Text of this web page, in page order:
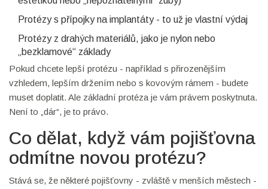
Protézy s přípojky na implantáty - to už je vlastní výdaj
Protézy z drahých materiálů, jako je nylon nebo
„bezklamové“ základy
Pokud chcete lepší protézu - například s přirozenějším
vzhledem, lepším držením nebo s kovovým rámem - budete
muset doplatit. Ale základní protéza je vám právem poskytnuta.
Není to „dár“, je to právo.
Co dělat, když vám pojišťovna
odmítne novou protézu?
Stává se, že některé pojišťovny - zvláště v menších městech -